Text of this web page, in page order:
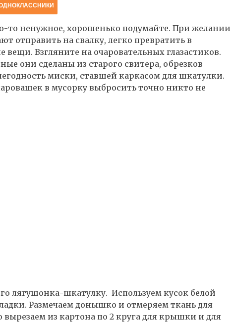
то ненужное, хорошенько подумайте. При желании
отправить на свалку, легко превратить в
Взгляните на очаровательных глазастиков.
они сделаны из старого свитера, обрезков
миски, ставшей каркасом для шкатулки.
в мусорку выбросить точно никто не
лягушонка-шкатулку. Используем кусок белой
Размечаем донышко и отмеряем ткань для
из картона по 2 круга для крышки и для